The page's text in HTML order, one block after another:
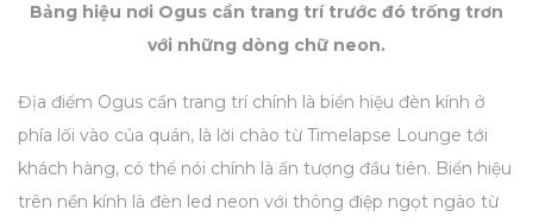
Bảng hiệu nơi Ogus cần trang trí trước đó trống trơn
với những dòng chữ neon.
Địa điểm Ogus cần trang trí chính là biển hiệu đèn kính ở
phía lối vào của quán, là lời chào từ Timelapse Lounge tới
khách hàng, có thể nói chính là ấn tượng đầu tiên. Biển hiệu
trên nền kính là đèn led neon với thông điệp ngọt ngào từ